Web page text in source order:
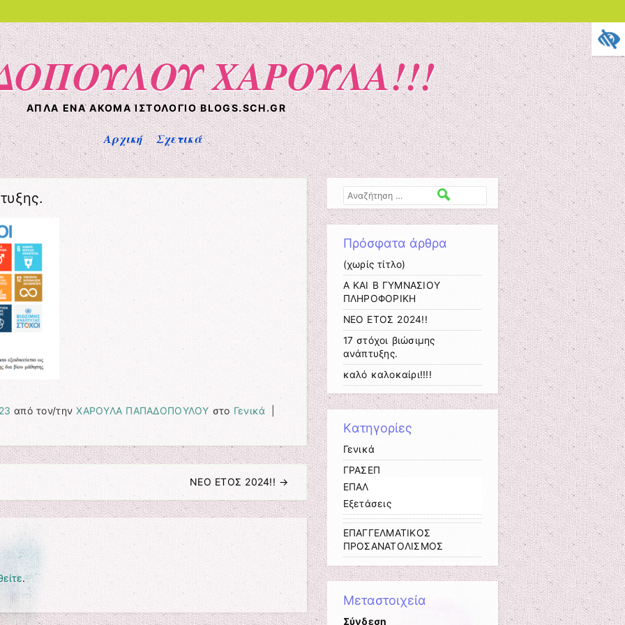
ΧΑΡΟΥΛΑ!!!
ΑΠΛΆ ΈΝΑ ΑΚΌΜΑ ΙΣΤΟΛΌΓΙΟ BLOGS.SCH.GR
Αρχική Σχετικά
από τον/τηνΧΑΡΟΥΛΑ ΠΑΠΑΔΟΠΟΥΛΟΥ στο Γενικά
ΝΕΟ ΕΤΟΣ 2024!! →
.
Αναζήτηση
Πρόσφατα άρθρα
(χωρίς τίτλο)
Α ΚΑΙ Β ΓΥΜΝΑΣΙΟΥ
ΠΛΗΡΟΦΟΡΙΚΗ
ΝΕΟ ΕΤΟΣ 2024!!
17 στόχοι βιώσιμης
ανάπτυξης.
καλό καλοκαίρι!!!!
Kατηγορίες
Γενικά
ΓΡΑΣΕΠ
ΕΠΑΛ
Εξετάσεις
ΕΠΑΓΓΕΛΜΑΤΙΚΟΣ
ΠΡΟΣΑΝΑΤΟΛΙΣΜΟΣ
Μεταστοιχεία
Σύνδεση